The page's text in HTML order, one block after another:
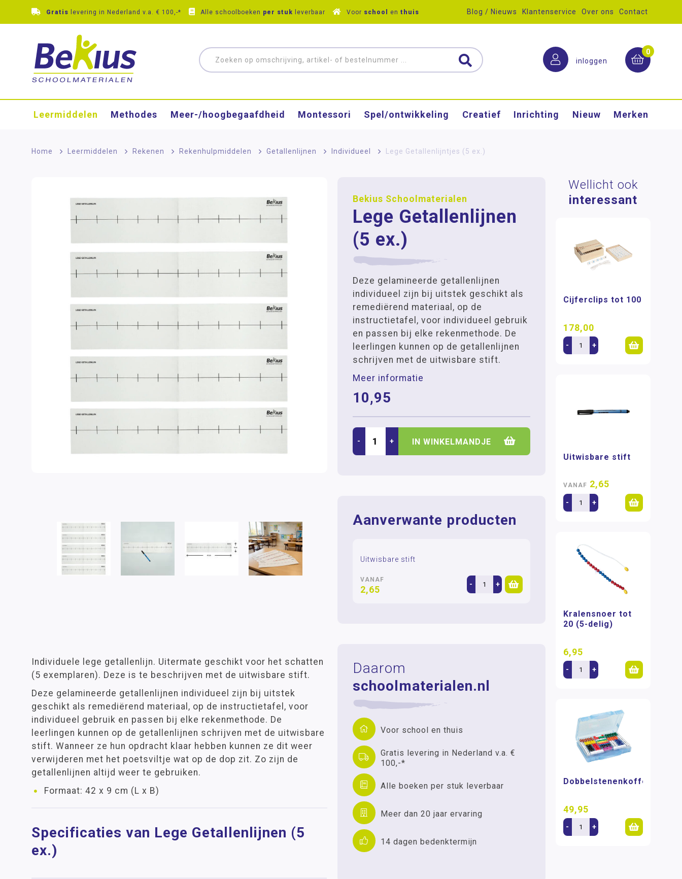
Gratis levering in Nederland v.a. € 100,-* Alle schoolboeken per stuk leverbaar Voor school en thuis Blog / Nieuws Klantenservice Over ons Contact
inloggen
0
Leermiddelen Methodes Meer-/hoog­begaafdheid Montessori Spel/ontwikkeling Creatief Inrichting Nieuw Merken
Home > Leermiddelen > Rekenen > Rekenhulpmiddelen > Getallenlijnen > Individueel > Lege Getallenlijntjes (5 ex.)
Bekius Schoolmaterialen
Lege Getallenlijnen
(5 ex.)
Deze gelamineerde getallenlijnen
individueel zijn bij uitstek geschikt als
remediërend materiaal, op de
instructietafel, voor individueel gebruik
en passen bij elke rekenmethode. De
leerlingen kunnen op de getallenlijnen
schrijven met de uitwisbare stift.
Meer informatie
10,95
- + IN WINKELMANDJE
Aanverwante producten
Uitwisbare stift
VANAF
2,65 - +
Daarom
schoolmaterialen.nl
Voor school en thuis
Gratis levering in Nederland v.a. €
100,-*
Alle boeken per stuk leverbaar
Meer dan 20 jaar ervaring
14 dagen bedenktermijn
Individuele lege getallenlijn. Uitermate geschikt voor het schatten
(5 exemplaren). Deze is te beschrijven met de uitwisbare stift.
Deze gelamineerde getallenlijnen individueel zijn bij uitstek
geschikt als remediërend materiaal, op de instructietafel, voor
individueel gebruik en passen bij elke rekenmethode. De
leerlingen kunnen op de getallenlijnen schrijven met de uitwisbare
stift. Wanneer ze hun opdracht klaar hebben kunnen ze dit weer
verwijderen met het poetsviltje wat op de dop zit. Zo zijn de
getallenlijnen altijd weer te gebruiken.
Formaat: 42 x 9 cm (L x B)
Specificaties van Lege Getallenlijnen (5
ex.)
Wellicht ook
interessant
Cijferclips tot 100
178,00
- +
Uitwisbare stift
VANAF 2,65
- +
Kralensnoer tot
20 (5-delig)
6,95
- +
Dobbelstenenkoffer
49,95
- +